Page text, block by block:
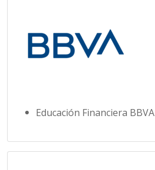
Educación Financiera BBVA